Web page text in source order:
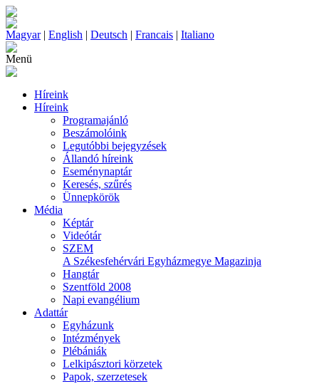
Magyar| English | Deutsch | Francais | Italiano
Menü
Híreink
Híreink
Programajánló
Beszámolóink
Legutóbbi bejegyzések
Állandó híreink
Eseménynaptár
Keresés, szűrés
Ünnepkörök
Média
Képtár
Videótár
SZEM
A Székesfehérvári Egyházmegye Magazinja
Hangtár
Szentföld 2008
Napi evangélium
Adattár
Egyházunk
Intézmények
Plébániák
Lelkipásztori körzetek
Papok, szerzetesek